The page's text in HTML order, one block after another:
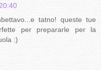
tatno! queste tue
per prepararle per la
:)